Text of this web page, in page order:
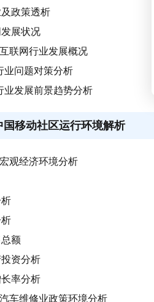
政策透析
展状况
联网行业发展概况
业问题对策分析
业发展前景趋势分析
移动社区运行环境解析
观经济环境分析
额
资分析
率分析
车维修业政策环境分析